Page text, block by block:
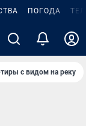
ПОГОДА
с видом на реку